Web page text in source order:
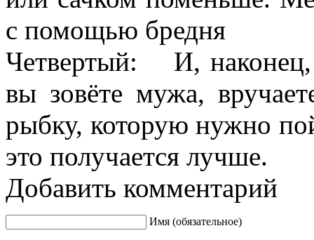
с помощью бредня
Четвертый: И,
вы зовёте мужа,
рыбку, которую нужно
это получается лучше.
Добавить комментарий
Имя (обязательное)